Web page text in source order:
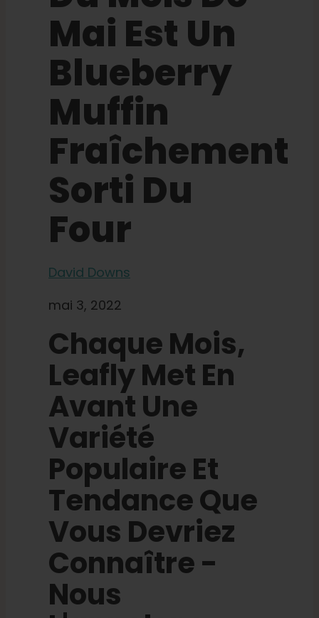
Apprendre
Presse
A propos de
Chasse au phéno
Préserver le patrimoine génétique des
Contact
Boutique
Français
Recherche
Mai Est Un
Blueberry
Muffin
Fraîchement
Sorti Du
Four
David Downs
mai 3, 2022
Chaque Mois,
Leafly Met En
Avant Une
Variété
Populaire Et
Tendance Que
Vous Devriez
Connaître -
Nous